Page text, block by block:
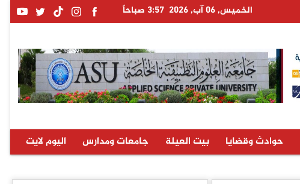
الخميس, 06 آب, 2026 3:57 صباحاً
حوادث وقضايا بيت العيلة جامعات ومدارس اليوم لايت